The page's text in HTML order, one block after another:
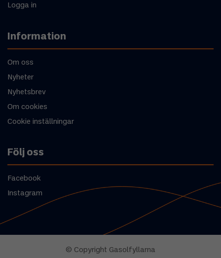
Logga in
Information
Om oss
Nyheter
Nyhetsbrev
Om cookies
Cookie inställningar
Följ oss
Facebook
Instagram
© Copyright Gasolfyllarna